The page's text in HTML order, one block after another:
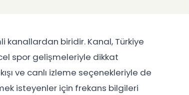
kanallardan biridir. Kanal, Türkiye
spor gelişmeleriyle dikkat
ve canlı izleme seçenekleriyle de
isteyenler için frekans bilgileri